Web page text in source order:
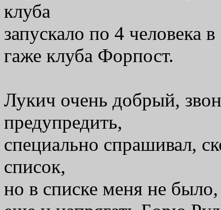
клуба
запускало по 4 человека
гаже клуба Форпост.
Лукич очень добрый,
предупредить,
специально спрашивал,
список,
но в списке меня не